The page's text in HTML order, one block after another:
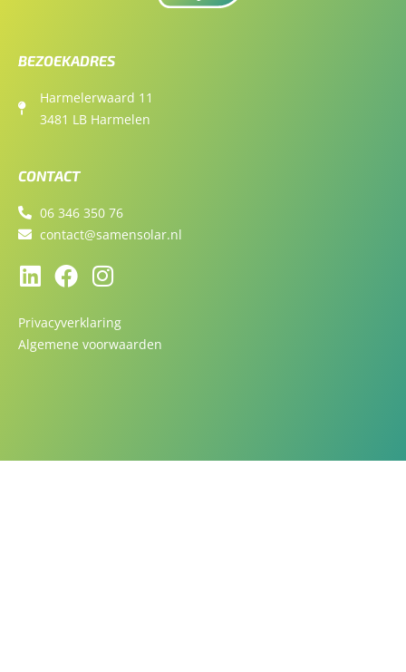
BEZOEKADRES
Harmelerwaard 11
3481 LB Harmelen
CONTACT
06 346 350 76
contact@samensolar.nl
Privacyverklaring
Algemene voorwaarden